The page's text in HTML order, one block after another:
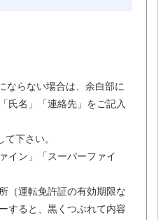
ならない場合は、余白部に
氏名」「連絡先」をご記入
下さい。
イン」「スーパーファイ
（運転免許証の有効期限な
すると、黒くつぶれて内容